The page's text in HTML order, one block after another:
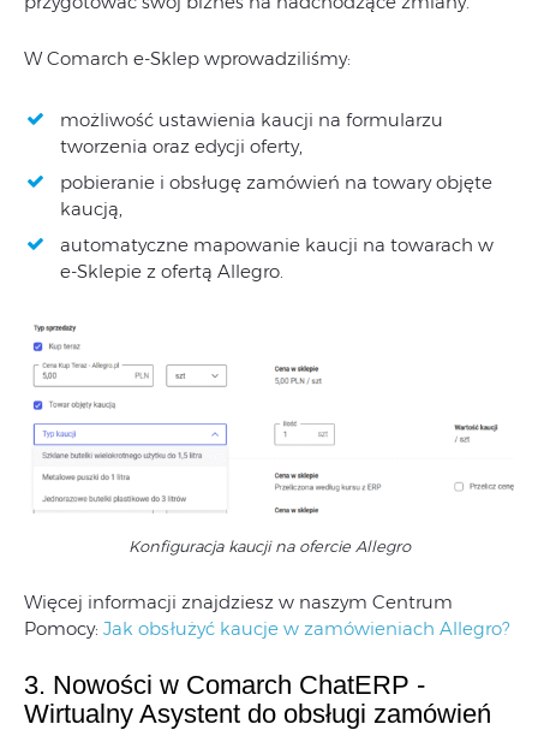
W Comarch e-Sklep wprowadziliśmy:
możliwość ustawienia kaucji na formularzu
tworzenia oraz edycji oferty,
pobieranie i obsługę zamówień na towary objęte
kaucją,
automatyczne mapowanie kaucji na towarach w
e-Sklepie z ofertą Allegro.
Konfiguracja kaucji na ofercie Allegro
Więcej informacji znajdziesz w naszym Centrum
Pomocy: Jak obsłużyć kaucje w zamówieniach Allegro?
3. Nowości w Comarch ChatERP -
Wirtualny Asystent do obsługi zamówień